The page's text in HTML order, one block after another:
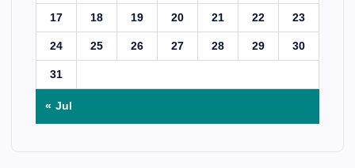
17 18 19 20 21 22 23
24 25 26 27 28 29 30
31
« Jul